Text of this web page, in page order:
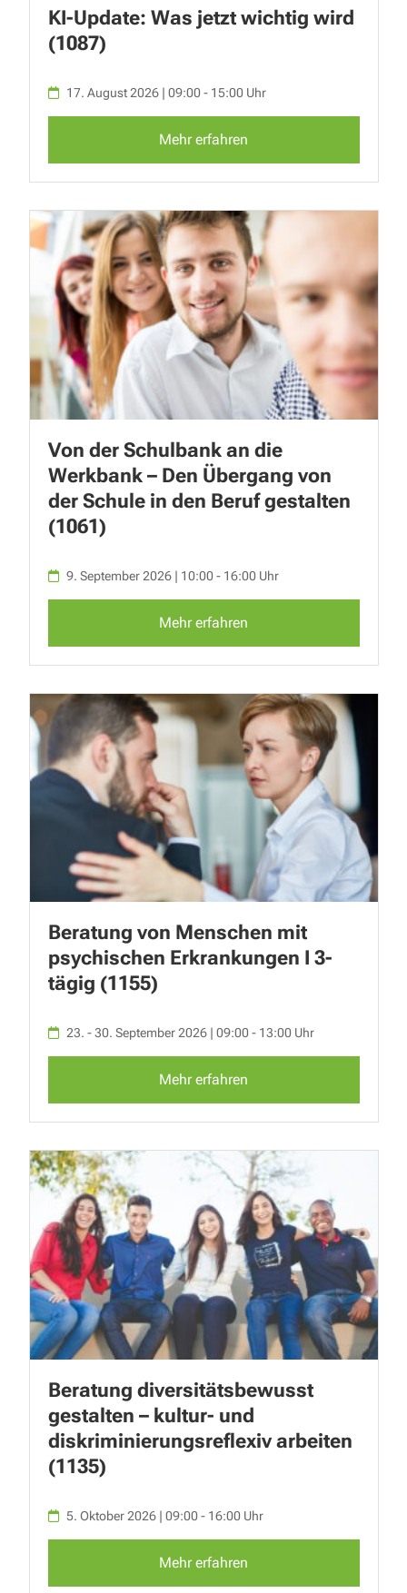
KI-Update: Was jetzt wichtig wird
(1087)
17. August 2026 | 09:00 - 15:00 Uhr
Mehr erfahren
Von der Schulbank an die
Werkbank – Den Übergang von
der Schule in den Beruf gestalten
(1061)
9. September 2026 | 10:00 - 16:00 Uhr
Mehr erfahren
Beratung von Menschen mit
psychischen Erkrankungen I 3-
tägig (1155)
23. - 30. September 2026 | 09:00 - 13:00 Uhr
Mehr erfahren
Beratung diversitätsbewusst
gestalten – kultur- und
diskriminierungsreflexiv arbeiten
(1135)
5. Oktober 2026 | 09:00 - 16:00 Uhr
Mehr erfahren